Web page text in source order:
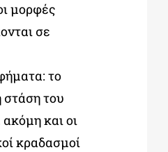
μορφές
σε
το
του
και οι
κραδασμοί